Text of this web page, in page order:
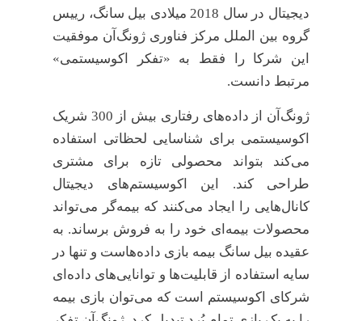
دیجیتال در سال 2018 میلادی بیل سانگ، رییس
گروه بین الملل مرکز فناوری ژونگ‌آن موفقیت
این شرکا را فقط به «تفکر اکوسیستمی»
مرتبط دانست.
ژونگ‌آن از داده‌های رفتاری بیش از 300 شریک
اکوسیستمی برای شناسایی لحظاتی استفاده
می‌کند بتواند محصولی تازه برای مشتری
طراحی کند. این اکوسیستم‌های دیجیتال
کانال‌هایی را ایجاد می‌کنند که بیمه‌گر می‌تواند
محصولات بیمه‌ای خود را به فروش برساند. به
عقیده بیل سانگ بیمه بازی داده‌هاست و تنها در
سایه استفاده از قابلیت‌ها و توانایی‌های داده‌ای
شرکای اکوسیستم است که می‌توان بازی بیمه